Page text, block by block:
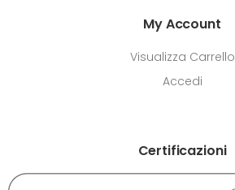
My Account
Visualizza Carrello
Accedi
Certificazioni